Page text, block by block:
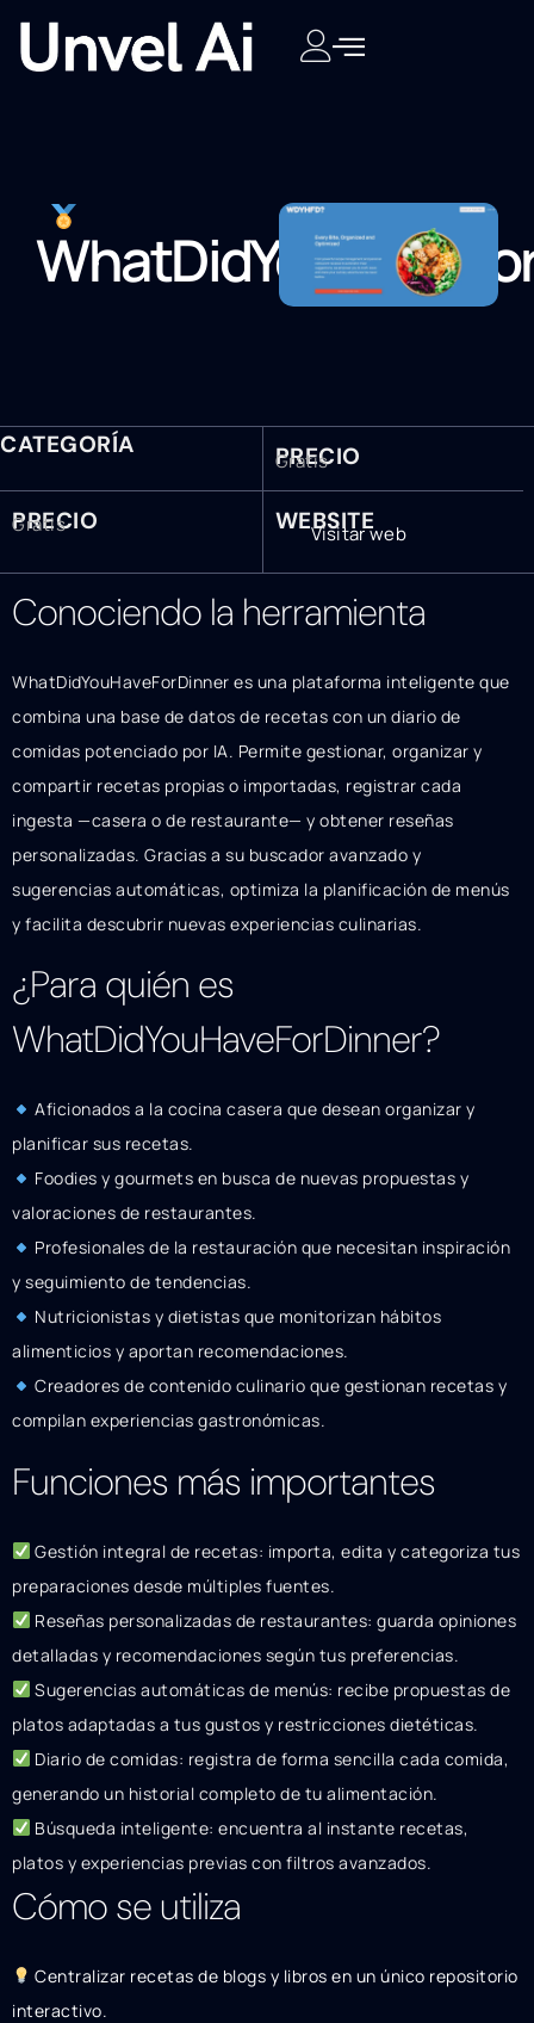
CATEGORÍA PRECIO
Gratis
PRECIO
Gratis WEBSITE
Visitar web
Conociendo la herramienta
WhatDidYouHaveForDinner es una plataforma inteligente que
combina una base de datos de recetas con un diario de
comidas potenciado por IA. Permite gestionar, organizar y
compartir recetas propias o importadas, registrar cada
ingesta —casera o de restaurante— y obtener reseñas
personalizadas. Gracias a su buscador avanzado y
sugerencias automáticas, optimiza la planificación de menús
y facilita descubrir nuevas experiencias culinarias.
¿Para quién es
WhatDidYouHaveForDinner?
Aficionados a la cocina casera que desean organizar y
planificar sus recetas.
Foodies y gourmets en busca de nuevas propuestas y
valoraciones de restaurantes.
Profesionales de la restauración que necesitan inspiración
y seguimiento de tendencias.
Nutricionistas y dietistas que monitorizan hábitos
alimenticios y aportan recomendaciones.
Creadores de contenido culinario que gestionan recetas y
compilan experiencias gastronómicas.
Funciones más importantes
Gestión integral de recetas: importa, edita y categoriza tus
preparaciones desde múltiples fuentes.
Reseñas personalizadas de restaurantes: guarda opiniones
detalladas y recomendaciones según tus preferencias.
Sugerencias automáticas de menús: recibe propuestas de
platos adaptadas a tus gustos y restricciones dietéticas.
Diario de comidas: registra de forma sencilla cada comida,
generando un historial completo de tu alimentación.
Búsqueda inteligente: encuentra al instante recetas,
platos y experiencias previas con filtros avanzados.
Cómo se utiliza
Centralizar recetas de blogs y libros en un único repositorio
interactivo.